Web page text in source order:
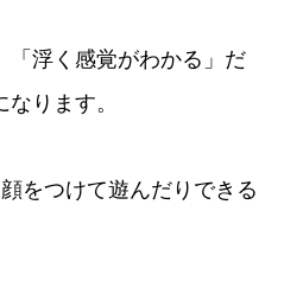
「浮く感覚がわかる」だ
ります。
をつけて遊んだりできる